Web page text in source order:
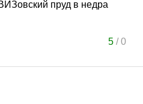
пруд в недра
5/0